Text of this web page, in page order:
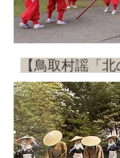
【鳥取村謡「北